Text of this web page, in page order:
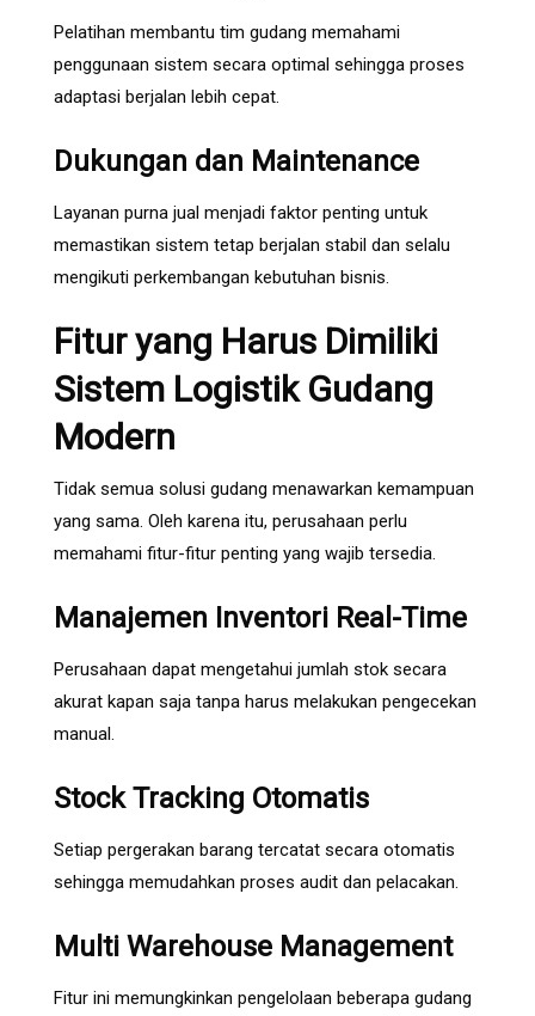
Pelatihan membantu tim gudang memahami
penggunaan sistem secara optimal sehingga proses
adaptasi berjalan lebih cepat.
Dukungan dan Maintenance
Layanan purna jual menjadi faktor penting untuk
memastikan sistem tetap berjalan stabil dan selalu
mengikuti perkembangan kebutuhan bisnis.
Fitur yang Harus Dimiliki
Sistem Logistik Gudang
Modern
Tidak semua solusi gudang menawarkan kemampuan
yang sama. Oleh karena itu, perusahaan perlu
memahami fitur-fitur penting yang wajib tersedia.
Manajemen Inventori Real-Time
Perusahaan dapat mengetahui jumlah stok secara
akurat kapan saja tanpa harus melakukan pengecekan
manual.
Stock Tracking Otomatis
Setiap pergerakan barang tercatat secara otomatis
sehingga memudahkan proses audit dan pelacakan.
Multi Warehouse Management
Fitur ini memungkinkan pengelolaan beberapa gudang